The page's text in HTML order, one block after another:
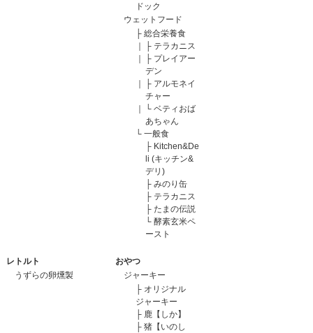
ドック
ウェットフード
├ 総合栄養食
├ テラカニス
├ プレイアー
デン
├ アルモネイ
チャー
└ ベティおば
あちゃん
└ 一般食
├ Kitchen&De
li (キッチン&
デリ)
├ みのり缶
├ テラカニス
├ たまの伝説
└ 酵素玄米ペ
ースト
レトルト
うずらの卵燻製
おやつ
ジャーキー
├ オリジナル
ジャーキー
├ 鹿【しか】
├ 猪【いのし